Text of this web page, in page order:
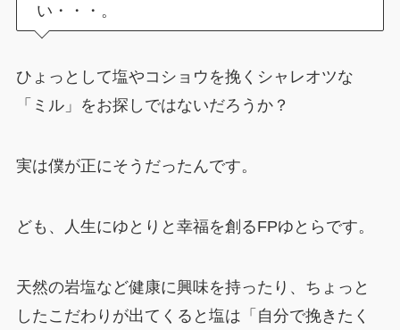
い・・・。
ひょっとして塩やコショウを挽くシャレオツな
「ミル」をお探しではないだろうか？
実は僕が正にそうだったんです。
ども、人生にゆとりと幸福を創るFPゆとらです。
天然の岩塩など健康に興味を持ったり、ちょっと
したこだわりが出てくると塩は「自分で挽きたく